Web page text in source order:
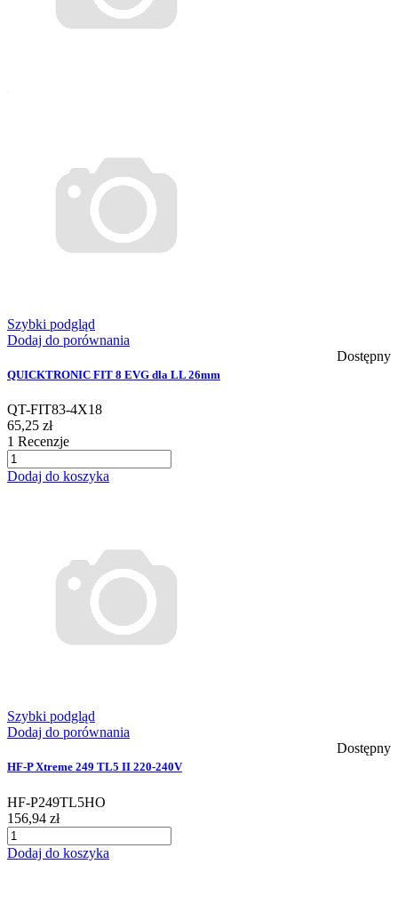
Szybki podgląd
Dodaj do porównania
Dostępny
QUICKTRONIC FIT 8 EVG dla LL 26mm
QT-FIT83-4X18
65,25 zł
1 Recenzje
Dodaj do koszyka
Szybki podgląd
Dodaj do porównania
Dostępny
HF-P Xtreme 249 TL5 II 220-240V
HF-P249TL5HO
156,94 zł
Dodaj do koszyka